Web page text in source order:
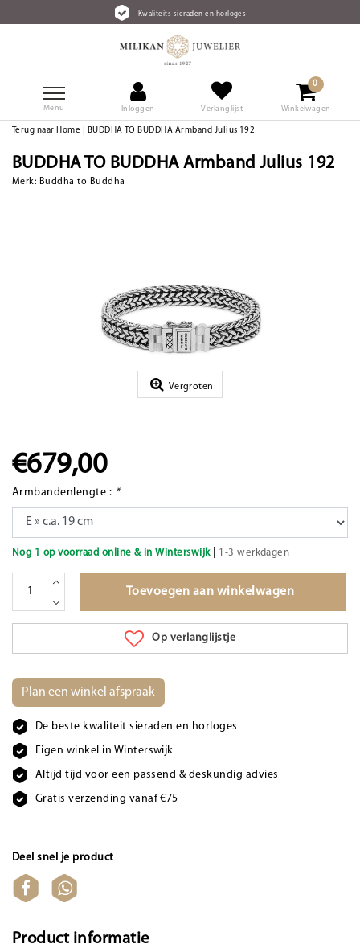
Kwaliteits sieraden en horloges
Menu Inloggen Verlanglijst
0
Winkelwagen
Terug naar Home BUDDHA TO BUDDHA Armband Julius 192
BUDDHA TO BUDDHA Armband Julius 192
Merk: Buddha to Buddha
Vergroten
€679,00
Armbandenlengte : *
Nog 1 op voorraad online & in Winterswijk| 1-3 werkdagen
Toevoegen aan winkelwagen
Op verlanglijstje
Plan een winkel afspraak
De beste kwaliteit sieraden en horloges
Eigen winkel in Winterswijk
Altijd tijd voor een passend & deskundig advies
Gratis verzending vanaf €75
Deel snel je product
Product informatie